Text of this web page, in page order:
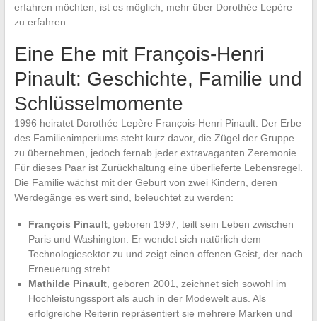
erfahren möchten, ist es möglich, mehr über Dorothée Lepère
zu erfahren.
Eine Ehe mit François-Henri
Pinault: Geschichte, Familie und
Schlüsselmomente
1996 heiratet Dorothée Lepère François-Henri Pinault. Der Erbe
des Familienimperiums steht kurz davor, die Zügel der Gruppe
zu übernehmen, jedoch fernab jeder extravaganten Zeremonie.
Für dieses Paar ist Zurückhaltung eine überlieferte Lebensregel.
Die Familie wächst mit der Geburt von zwei Kindern, deren
Werdegänge es wert sind, beleuchtet zu werden:
François Pinault, geboren 1997, teilt sein Leben zwischen
Paris und Washington. Er wendet sich natürlich dem
Technologiesektor zu und zeigt einen offenen Geist, der nach
Erneuerung strebt.
Mathilde Pinault, geboren 2001, zeichnet sich sowohl im
Hochleistungssport als auch in der Modewelt aus. Als
erfolgreiche Reiterin repräsentiert sie mehrere Marken und